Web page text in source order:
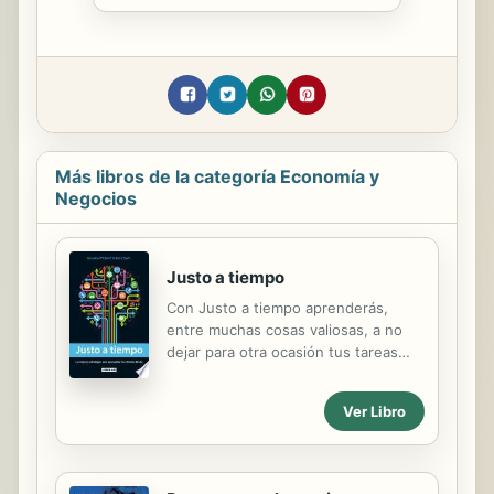
Más libros de la categoría Economía y
Negocios
Justo a tiempo
Con Justo a tiempo aprenderás,
entre muchas cosas valiosas, a no
dejar para otra ocasión tus tareas
para después la lectura de este libro
que, sin duda, transformará tu vida!
Ver Libro